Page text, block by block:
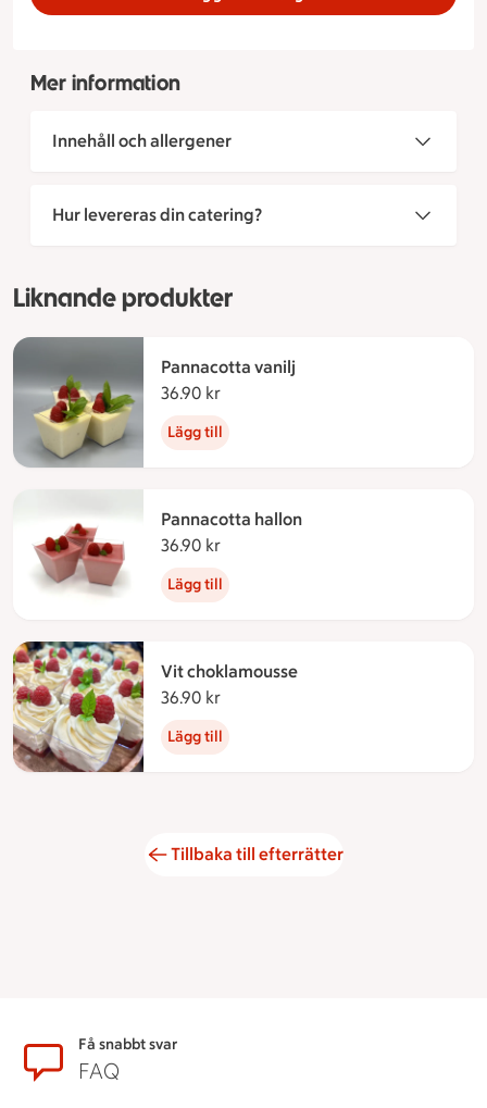
Mer information
Innehåll och allergener
Hur levereras din catering?
Liknande produkter
Pannacotta vanilj
36.90 kr
Lägg till
Pannacotta hallon
36.90 kr
Lägg till
Vit choklamousse
36.90 kr
Lägg till
Tillbaka till efterrätter
SidfotFå snabbt svar
FAQ